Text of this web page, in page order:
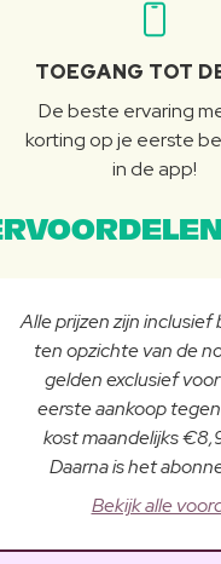
TOEGANG TOT
De beste ervaring
korting op je eerste
in de app!
Alle prijzen zijn
ten opzichte van de
gelden exclusief
eerste aankoop
kost maandelijks
Daarna is het
Bekijk alle